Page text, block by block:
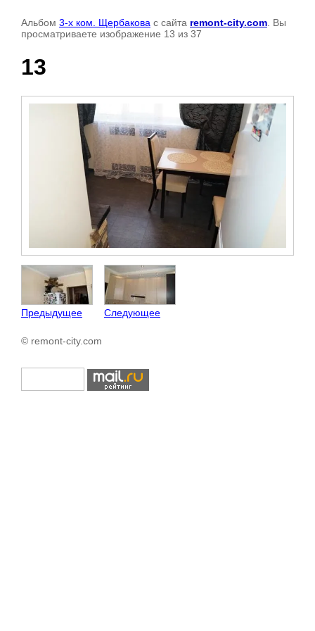
Альбом 3-х ком. Щербакова с сайта remont-city.com . Вы
просматриваете изображение 13 из 37
13
Предыдущее Следующее
© remont-city.com